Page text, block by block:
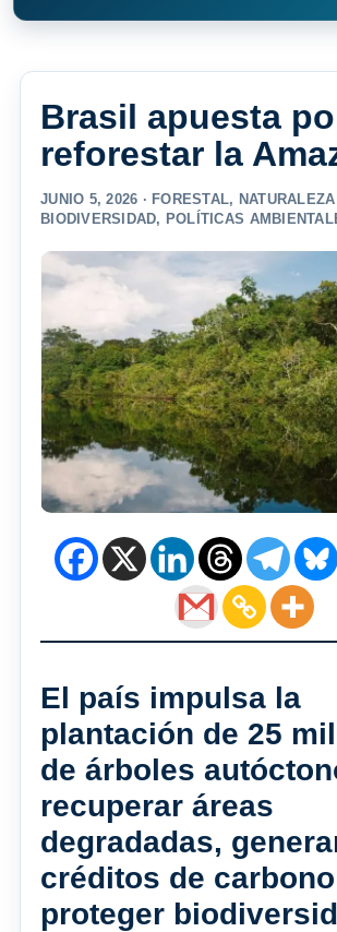
Brasil apuesta
reforestar la
JUNIO 5, 2026 · FORESTAL,
BIODIVERSIDAD, POLÍTICAS
El país impulsa la
plantación de 25
de árboles
recuperar áreas
degradadas,
créditos de
proteger